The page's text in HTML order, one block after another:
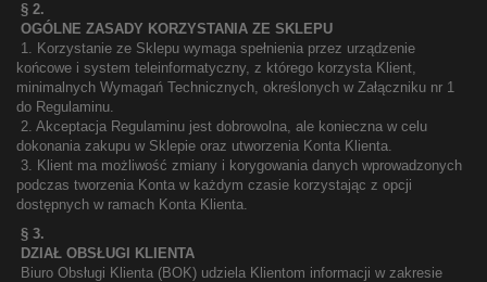
§ 2.
OGÓLNE ZASADY KORZYSTANIA ZE SKLEPU
1. Korzystanie ze Sklepu wymaga spełnienia przez urządzenie
końcowe i system teleinformatyczny, z którego korzysta Klient,
minimalnych Wymagań Technicznych, określonych w Załączniku nr 1
do Regulaminu.
2. Akceptacja Regulaminu jest dobrowolna, ale konieczna w celu
dokonania zakupu w Sklepie oraz utworzenia Konta Klienta.
3. Klient ma możliwość zmiany i korygowania danych wprowadzonych
podczas tworzenia Konta w każdym czasie korzystając z opcji
dostępnych w ramach Konta Klienta.
§ 3.
DZIAŁ OBSŁUGI KLIENTA
Biuro Obsługi Klienta (BOK) udziela Klientom informacji w zakresie